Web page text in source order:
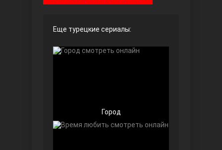
Чёрно-белая любовь
Еще турецкие сериалы:
Город